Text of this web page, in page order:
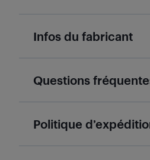
Infos du fabricant
Questions
Politique